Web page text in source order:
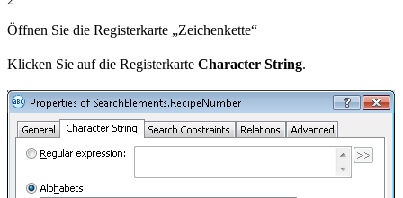
Öffnen Sie die Registerkarte „Zeichenkette“
Klicken Sie auf die Registerkarte Character String.